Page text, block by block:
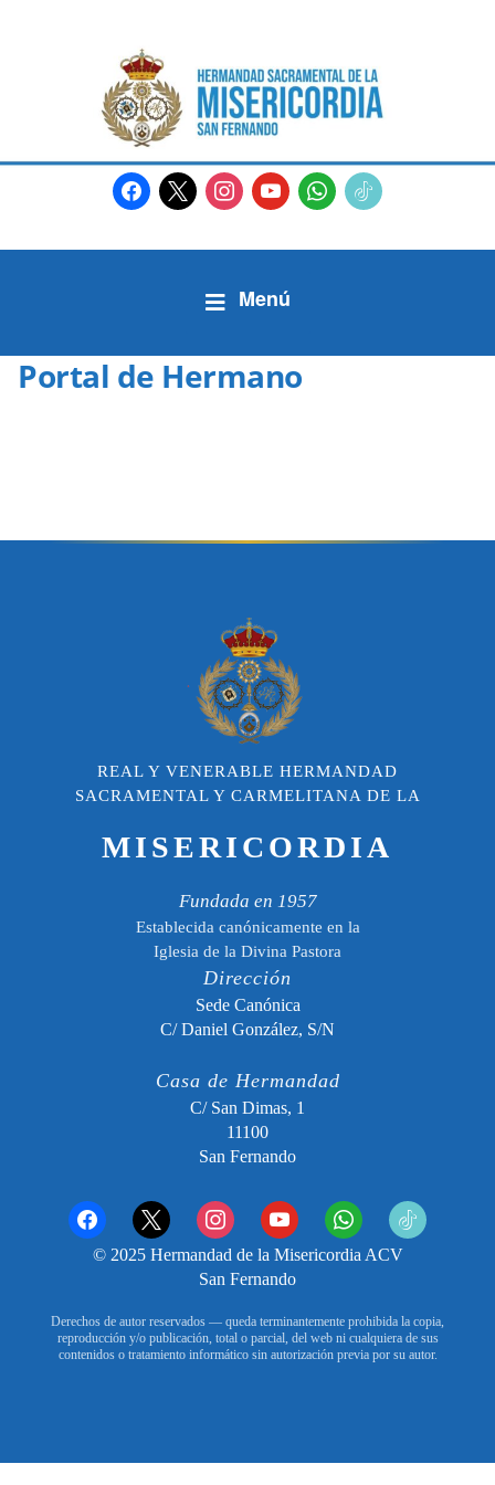
facebook
x instagram
youtubewhatsapp
tiktok2
Portal de Hermano
REAL Y VENERABLE HERMANDAD
SACRAMENTAL Y CARMELITANA DE LA
MISERICORDIA
Fundada en 1957
Establecida canónicamente en la
Iglesia de la Divina Pastora
Dirección
Sede Canónica
C/ Daniel González, S/N
Casa de Hermandad
C/ San Dimas, 1
11100
San Fernando
facebook x instagramyoutube whatsapp tiktok2
© 2025 Hermandad de la Misericordia ACV
San Fernando
Derechos de autor reservados — queda terminantemente prohibida la copia,
reproducción y/o publicación, total o parcial, del web ni cualquiera de sus
contenidos o tratamiento informático sin autorización previa por su autor.